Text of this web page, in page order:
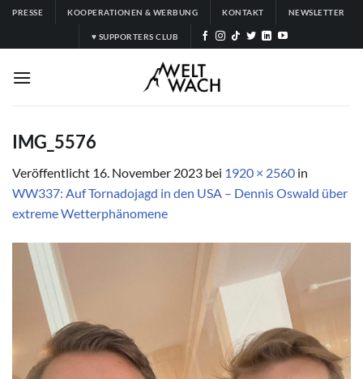
Zum
springen
PRESSE KOOPERATIONEN & WERBUNG KONTAKT NEWSLETTER
♥ SUPPORTERS CLUB
IMG_5576
Veröffentlicht 16. November 2023 bei 1920 × 2560 in
WW337: Auf Tornadojagd in den USA – Dennis Oswald über
extreme Wetterphänomene